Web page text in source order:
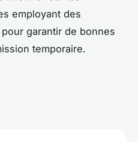
employant des
garantir de bonnes
temporaire.